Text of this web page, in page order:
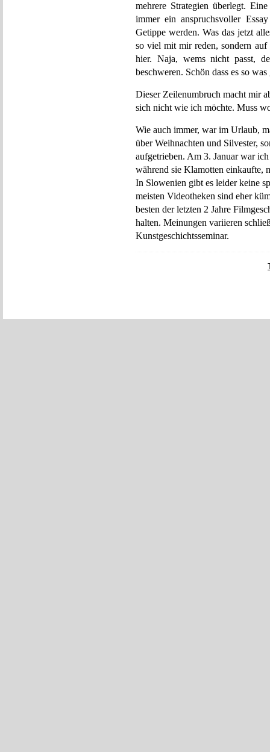
mehrere Strategien überlegt.
immer ein anspruchsvoller
Getippe werden. Was das jetzt
so viel mit mir reden, sondern auf
hier. Naja, wems nicht passt,
beschweren. Schön dass es so
Dieser Zeilenumbruch macht mir
sich nicht wie ich möchte. Muss
Wie auch immer, war im Urlaub,
über Weihnachten und Silvester,
aufgetrieben. Am 3. Januar war
während sie Klamotten einkaufte,
In Slowenien gibt es leider keine
meisten Videotheken sind eher
besten der letzten 2 Jahre
halten. Meinungen variieren
Kunstgeschichtsseminar.